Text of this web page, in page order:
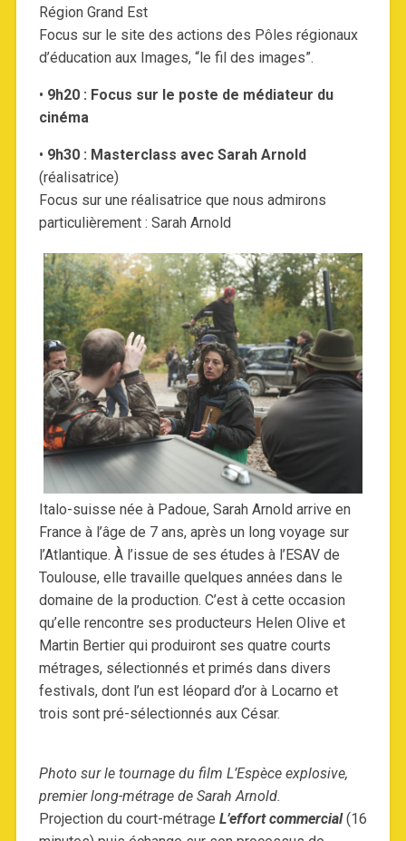
Région Grand Est
Focus sur le site des actions des Pôles régionaux
d’éducation aux Images, “le fil des images”.
• 9h20 : Focus sur le poste de médiateur du
cinéma
• 9h30 : Masterclass avec Sarah Arnold
(réalisatrice)
Focus sur une réalisatrice que nous admirons
particulièrement : Sarah Arnold
Italo-suisse née à Padoue, Sarah Arnold arrive en
France à l’âge de 7 ans, après un long voyage sur
l’Atlantique. À l’issue de ses études à l’ESAV de
Toulouse, elle travaille quelques années dans le
domaine de la production. C’est à cette occasion
qu’elle rencontre ses producteurs Helen Olive et
Martin Bertier qui produiront ses quatre courts
métrages, sélectionnés et primés dans divers
festivals, dont l’un est léopard d’or à Locarno et
trois sont pré-sélectionnés aux César.
Photo sur le tournage du film L’Espèce explosive,
premier long-métrage de Sarah Arnold.
Projection du court-métrage L’effort commercial(16